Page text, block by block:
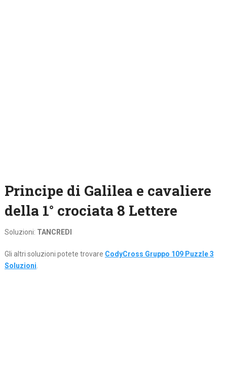
Principe di Galilea e cavaliere
della 1° crociata 8 Lettere
Soluzioni: TANCREDI
Gli altri soluzioni potete trovare CodyCross Gruppo 109 Puzzle 3
Soluzioni.